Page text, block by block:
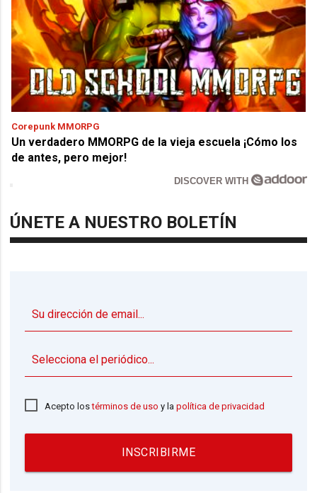
Corepunk MMORPG
Un verdadero MMORPG de la vieja escuela ¡Cómo los
de antes, pero mejor!
DISCOVER WITH
ÚNETE A NUESTRO BOLETÍN
Acepto lostérminos de uso y lapolítica de privacidad
INSCRIBIRME